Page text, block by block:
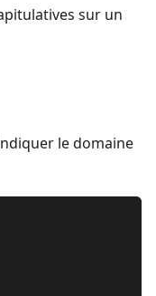
sur un
le domaine